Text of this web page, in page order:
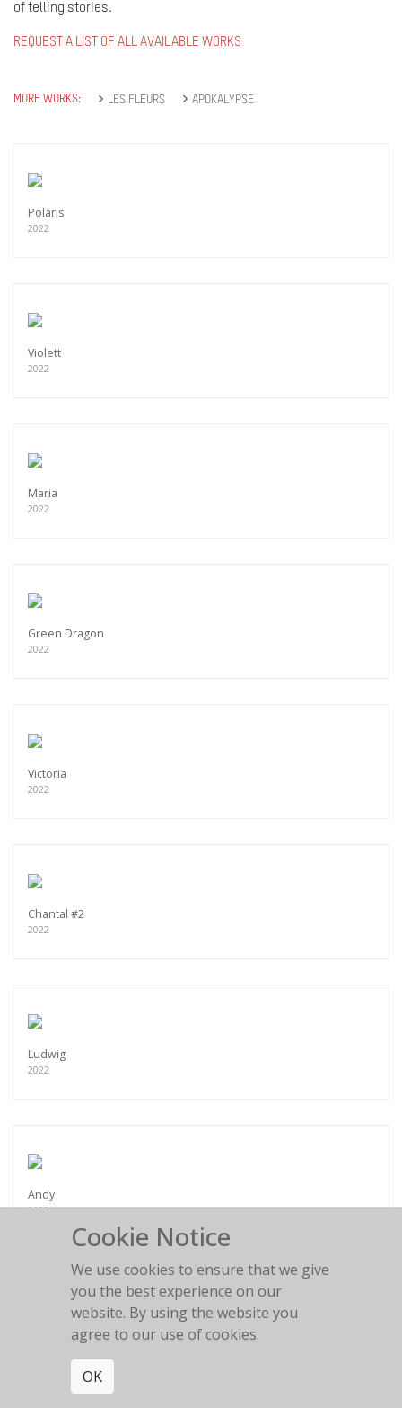
of telling stories.
REQUEST A LIST OF ALL AVAILABLE WORKS
MORE WORKS: LES FLEURS APOKALYPSE
Polaris
2022
Violett
2022
Maria
2022
Green Dragon
2022
Victoria
2022
Chantal #2
2022
Ludwig
2022
Andy
2022
Deep Pink
Cookie Notice
We use cookies to ensure that we give
you the best experience on our
website. By using the website you
agree to our use of cookies.
OK